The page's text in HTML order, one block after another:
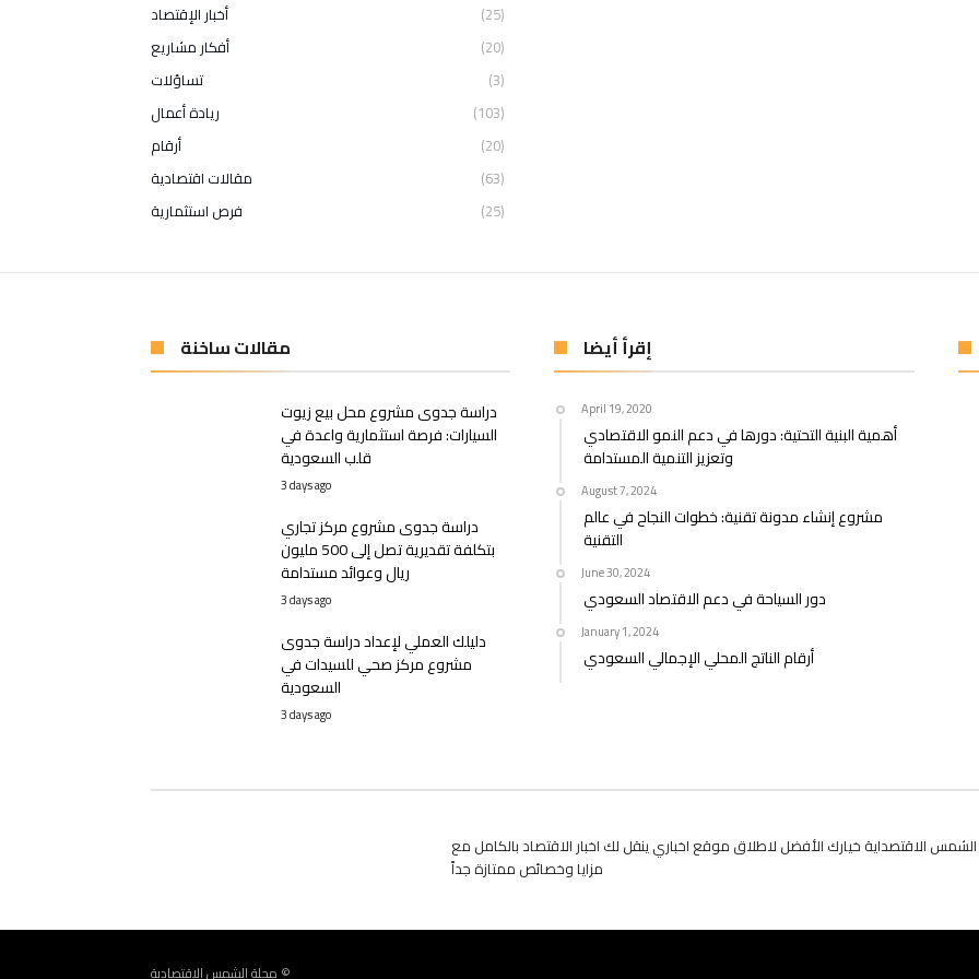
أخبار الإقتصاد
(25)
أفكار مشاريع
(20)
تساؤلات
(3)
ريادة أعمال
(103)
أرقام
(20)
مقالات اقتصادية
(63)
فرص استثمارية
(25)
مقالات ساخنة
دراسة جدوى مشروع محل بيع زيوت
السيارات: فرصة استثمارية واعدة في
قلب السعودية
3 days ago
دراسة جدوى مشروع مركز تجاري
بتكلفة تقديرية تصل إلى 500 مليون
ريال وعوائد مستدامة
3 days ago
دليلك العملي لإعداد دراسة جدوى
مشروع مركز صحي للسيدات في
السعودية
3 days ago
إقرأ أيضا
April 19, 2020
أهمية البنية التحتية: دورها في دعم النمو الاقتصادي
وتعزيز التنمية المستدامة
August 7, 2024
مشروع إنشاء مدونة تقنية: خطوات النجاح في عالم
التقنية
June 30, 2024
دور السياحة في دعم الاقتصاد السعودي
January 1, 2024
أرقام الناتج المحلي الإجمالي السعودي
الاقتصداية خيارك الأفضل لاطلاق موقع اخباري ينقل لك اخبار الاقتصاد بالكامل مع
مزايا وخصائص ممتازة جداً
مجلة الشمس الإقتصادية ©